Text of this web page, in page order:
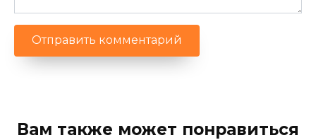
Вам также может понравиться